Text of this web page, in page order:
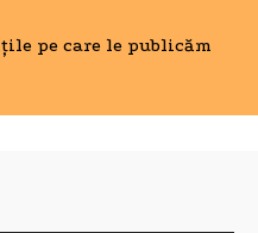
pe care le publicăm